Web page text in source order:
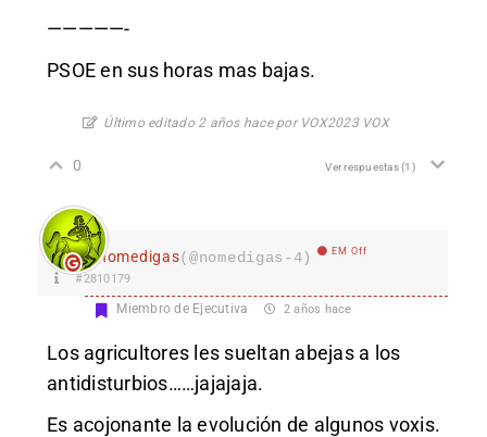
—————-
PSOE en sus horas mas bajas.
Último editado 2 años hace por VOX2023 VOX
0 Ver respuestas(1)
nomedigas(@nomedigas-4) EM Off
#2810179
Miembro de Ejecutiva 2 años hace
Los agricultores les sueltan abejas a los
antidisturbios……jajajaja.
Es acojonante la evolución de algunos voxis.